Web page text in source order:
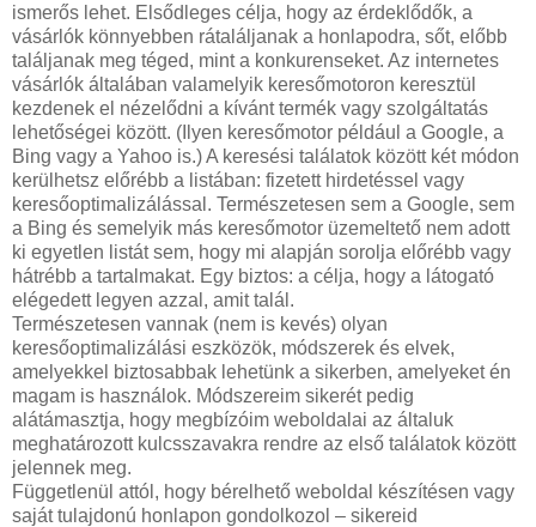
ismerős lehet. Elsődleges célja, hogy az érdeklődők, a
vásárlók könnyebben rátaláljanak a honlapodra, sőt, előbb
találjanak meg téged, mint a konkurenseket. Az internetes
vásárlók általában valamelyik keresőmotoron keresztül
kezdenek el nézelődni a kívánt termék vagy szolgáltatás
lehetőségei között. (Ilyen keresőmotor például a Google, a
Bing vagy a Yahoo is.) A keresési találatok között két módon
kerülhetsz előrébb a listában: fizetett hirdetéssel vagy
keresőoptimalizálással. Természetesen sem a Google, sem
a Bing és semelyik más keresőmotor üzemeltető nem adott
ki egyetlen listát sem, hogy mi alapján sorolja előrébb vagy
hátrébb a tartalmakat. Egy biztos: a célja, hogy a látogató
elégedett legyen azzal, amit talál.
Természetesen vannak (nem is kevés) olyan
keresőoptimalizálási eszközök, módszerek és elvek,
amelyekkel biztosabbak lehetünk a sikerben, amelyeket én
magam is használok. Módszereim sikerét pedig
alátámasztja, hogy megbízóim weboldalai az általuk
meghatározott kulcsszavakra rendre az első találatok között
jelennek meg.
Függetlenül attól, hogy bérelhető weboldal készítésen vagy
saját tulajdonú honlapon gondolkozol – sikereid